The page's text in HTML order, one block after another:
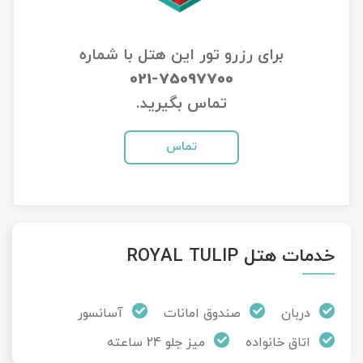
برای رزرو تور این هتل با شماره
021-75097700
تماس بگیرید.
تماس
خدمات هتل ROYAL TULIP
دربان صندوق امانات
آسانسور
اتاق خانواده
میز جلو 24 ساعته
تور آفرود